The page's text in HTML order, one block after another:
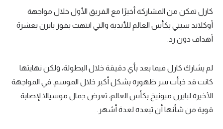
كارل تمكن من المشاركة أخيرًا مع الفريق الأول خلال مواجهة
أوكلاند سيتي بكأس العالم للأندية والتي انتهت بفوز بايرن بعشرة
أهداف دون رد.
لم يشارك كارل فيما بعد بأي دقيقة خلال البطولة، ولكن نهايتها
كانت قد خبأت سر ظهوره بشكل أكبر خلال الموسم. في المواجهة
الأخيرة لبايرن ميونيخ بكأس العالم، تعرض جمال موسيالا لإصابة
قوية من شأنها أن تبعده لعدة أشهر.